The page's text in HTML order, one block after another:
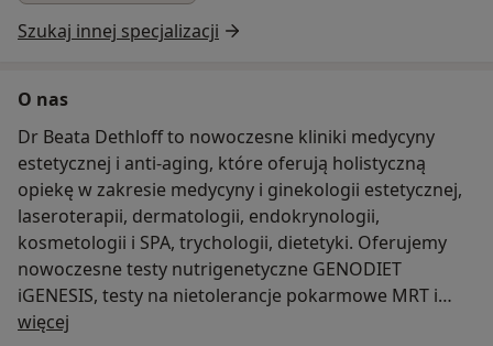
Szukaj innej specjalizacji
O nas
Dr Beata Dethloff to nowoczesne kliniki medycyny
estetycznej i anti-aging, które oferują holistyczną
opiekę w zakresie medycyny i ginekologii estetycznej,
laseroterapii, dermatologii, endokrynologii,
kosmetologii i SPA, trychologii, dietetyki. Oferujemy
nowoczesne testy nutrigenetyczne GENODIET
iGENESIS, testy na nietolerancje pokarmowe MRT i
Food Screen, badanie mikroflory jelitowej MicroFlora
więcej